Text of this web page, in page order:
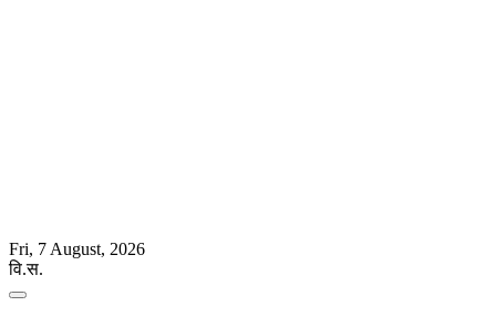
Fri, 7 August, 2026
वि.स.